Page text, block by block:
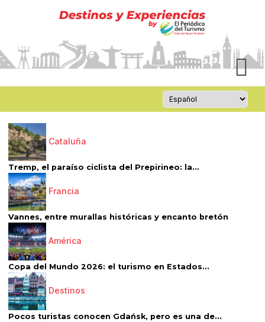
Cataluña
Tremp, el paraíso ciclista del Prepirineo: la...
Francia
Vannes, entre murallas históricas y encanto bretón
América
Copa del Mundo 2026: el turismo en Estados...
Destinos
Pocos turistas conocen Gdańsk, pero es una de...